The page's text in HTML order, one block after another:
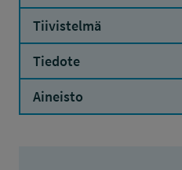
Tiivistelmä
Tiedote
Aineisto